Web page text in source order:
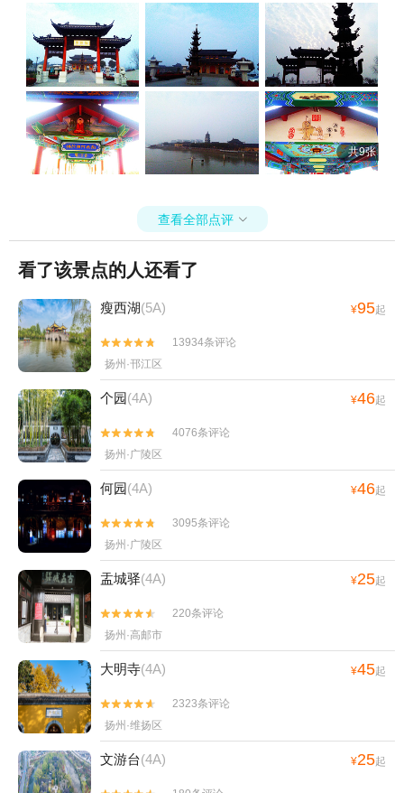
+扬州极地海洋世界萌宠乐园+扬州大易温泉汇
+清水潭旅游度假区+扬州园博会（园博园）+扬
州枣林湾园博园+扬州Q宠乐园+扬州珠湖小镇
+扬州邵伯湖室内滑雪场+润德菲尔庄园+edong
科学公园(钜城华亿广场店)+汪曾祺纪念馆+扬州
世博园+驿心水上乐园+扬州高邮驿心温泉度假村
+teamLab未来游乐园+扬州华侨城梦幻之城+户
外猩球山野度假乐园+中国大运河博物馆+高邮博
园+泥途渔乐村+宝应动物园+大明寺鉴真东渡禅
茶秀+扬州陈园+扬州安信古化石博物馆+扬州航
家楼+PANTURE扬州攀趣探险乐园+扬州非遗珍
炀帝陵遗址公园1日游
共9张
查看全部点评 
看了该景点的人还看了
瘦西湖(5A) ¥95起


13934条评论
扬州·邗江区
个园(4A) ¥46起


4076条评论
扬州·广陵区
何园(4A) ¥46起


3095条评论
扬州·广陵区
盂城驿(4A) ¥25起


220条评论
扬州·高邮市
大明寺(4A) ¥45起


2323条评论
扬州·维扬区
文游台(4A) ¥25起